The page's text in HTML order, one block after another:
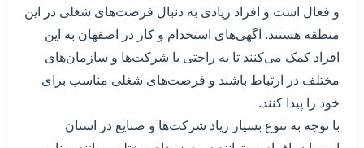
و فعال است و افراد زیادی به دنبال فرصت‌های شغلی در این
منطقه هستند. اگهی‌های استخدام و کار در اصفهان به این
افراد کمک می‌کنند تا به راحتی با شرکت‌ها و سازمان‌های
مختلف در ارتباط باشند و فرصت‌های شغلی مناسب برای
خود را پیدا کنند.
با توجه به تنوع بسیار زیاد شرکت‌ها و صنایع در استان